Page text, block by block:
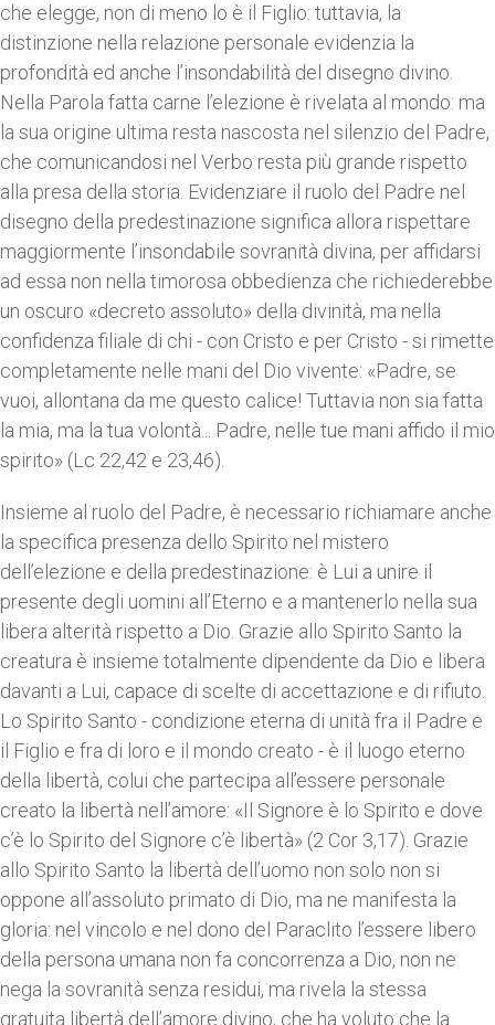
che elegge, non di meno lo è il Figlio: tuttavia, la
distinzione nella relazione personale evidenzia la
profondità ed anche l’insondabilità del disegno divino.
Nella Parola fatta carne l’elezione è rivelata al mondo: ma
la sua origine ultima resta nascosta nel silenzio del Padre,
che comunicandosi nel Verbo resta più grande rispetto
alla presa della storia. Evidenziare il ruolo del Padre nel
disegno della predestinazione significa allora rispettare
maggiormente l’insondabile sovranità divina, per affidarsi
ad essa non nella timorosa obbedienza che richiederebbe
un oscuro «decreto assoluto» della divinità, ma nella
confidenza filiale di chi - con Cristo e per Cristo - si rimette
completamente nelle mani del Dio vivente: «Padre, se
vuoi, allontana da me questo calice! Tuttavia non sia fatta
la mia, ma la tua volontà... Padre, nelle tue mani affido il mio
spirito» (Lc 22,42 e 23,46).
Insieme al ruolo del Padre, è necessario richiamare anche
la specifica presenza dello Spirito nel mistero
dell’elezione e della predestinazione: è Lui a unire il
presente degli uomini all’Eterno e a mantenerlo nella sua
libera alterità rispetto a Dio. Grazie allo Spirito Santo la
creatura è insieme totalmente dipendente da Dio e libera
davanti a Lui, capace di scelte di accettazione e di rifiuto.
Lo Spirito Santo - condizione eterna di unità fra il Padre e
il Figlio e fra di loro e il mondo creato - è il luogo eterno
della libertà, colui che partecipa all’essere personale
creato la libertà nell’amore: «Il Signore è lo Spirito e dove
c’è lo Spirito del Signore c’è libertà» (2 Cor 3,17). Grazie
allo Spirito Santo la libertà dell’uomo non solo non si
oppone all’assoluto primato di Dio, ma ne manifesta la
gloria: nel vincolo e nel dono del Paraclito l’essere libero
della persona umana non fa concorrenza a Dio, non ne
nega la sovranità senza residui, ma rivela la stessa
gratuita libertà dell’amore divino, che ha voluto che la